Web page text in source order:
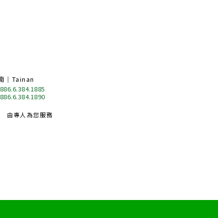
｜Tainan
由專人為您服務